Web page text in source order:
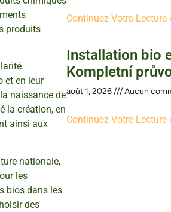
produits
et en leur
naissance de
la création, en
ainsi aux
nationale,
les
bios dans les
des
Continuez Votre Lecture
Installation bio
Kompletní
août 1, 2026 Aucun
Continuez Votre Lecture